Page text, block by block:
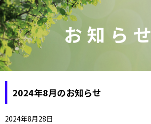
お知らせ
2024年8月のお知らせ
2024年8月28日